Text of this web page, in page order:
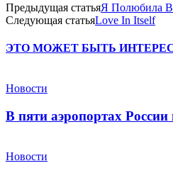
Предыдущая статьяЯ Полюбила
Следующая статьяLove In Itself
ЭТО МОЖЕТ БЫТЬ
Новости
В пяти аэропортах
Новости